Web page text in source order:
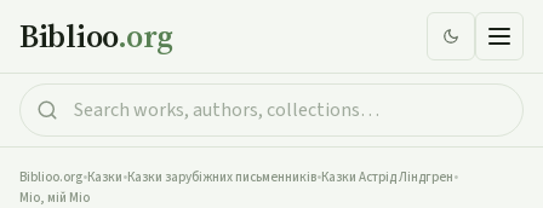
Biblioo.org
Biblioo.org•Казки•Казки зарубіжних письменників•Казки Астрід Ліндгрен•
Mio, мій Mio